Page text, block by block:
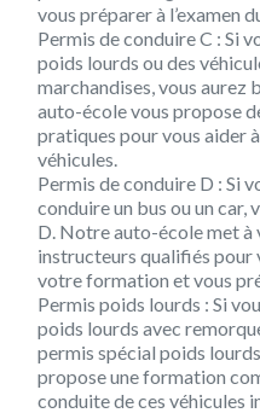
vous préparer à l’examen
Permis de conduire C : Si
poids lourds ou des
marchandises, vous aurez
auto-école vous propose
pratiques pour vous aider
véhicules.
Permis de conduire D : Si
conduire un bus ou un
D. Notre auto-école met
instructeurs qualifiés pour
votre formation et vous
Permis poids lourds : Si
poids lourds avec
permis spécial poids
propose une formation
conduite de ces véhicules